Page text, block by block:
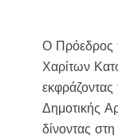
Ο Πρόεδρος
Χαρίτων
Δημοτικής
δίνοντας